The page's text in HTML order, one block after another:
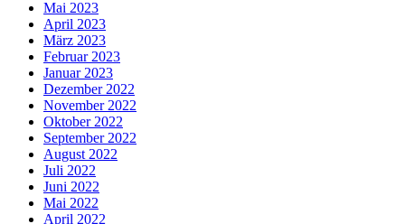
Mai 2023
April 2023
März 2023
Februar 2023
Januar 2023
Dezember 2022
November 2022
Oktober 2022
September 2022
August 2022
Juli 2022
Juni 2022
Mai 2022
April 2022